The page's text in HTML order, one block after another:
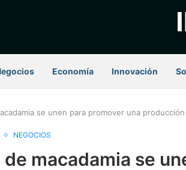
Economía Innovación
se unen para promover una
NEGOCIOS
macadamia se